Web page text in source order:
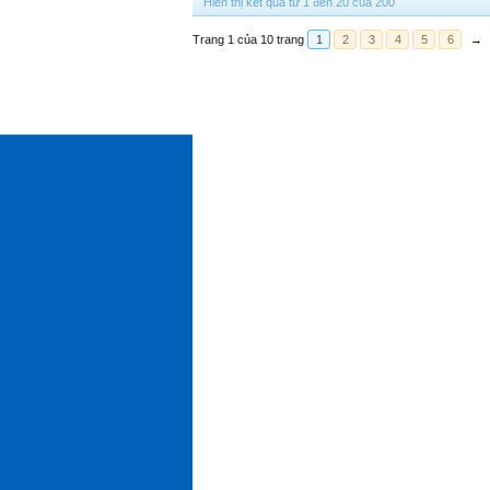
Trang 1 của 10 trang 1 2 3 4 5 6 →